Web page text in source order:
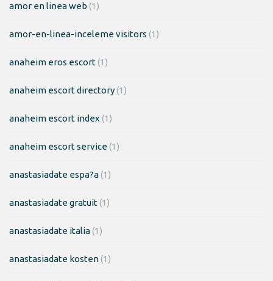
amor en linea web (1)
amor-en-linea-inceleme visitors (1)
anaheim eros escort(1)
anaheim escort directory(1)
anaheim escort index (1)
anaheim escort service(1)
anastasiadate espa?a(1)
anastasiadate gratuit(1)
anastasiadate italia(1)
anastasiadate kosten(1)